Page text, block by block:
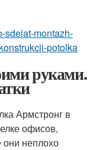
sdelat-montazh-
potolka
руками.
Армстронг в
офисов,
они неплохо